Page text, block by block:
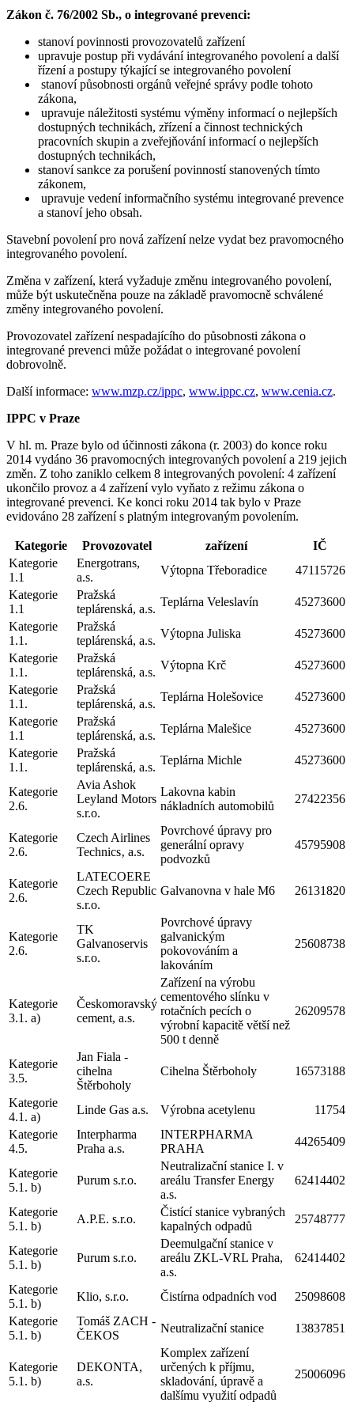
Zákon č. 76/2002 Sb., o integrované prevenci:
stanoví povinnosti provozovatelů zařízení
upravuje postup při vydávání integrovaného povolení a další
řízení a postupy týkající se integrovaného povolení
stanoví působnosti orgánů veřejné správy podle tohoto
zákona,
upravuje náležitosti systému výměny informací o nejlepších
dostupných technikách, zřízení a činnost technických
pracovních skupin a zveřejňování informací o nejlepších
dostupných technikách,
stanoví sankce za porušení povinností stanovených tímto
zákonem,
upravuje vedení informačního systému integrované prevence
a stanoví jeho obsah.
Stavební povolení pro nová zařízení nelze vydat bez pravomocného
integrovaného povolení.
Změna v zařízení, která vyžaduje změnu integrovaného povolení,
může být uskutečněna pouze na základě pravomocně schválené
změny integrovaného povolení.
Provozovatel zařízení nespadajícího do působnosti zákona o
integrované prevenci může požádat o integrované povolení
dobrovolně.
Další informace: www.mzp.cz/ippc, www.ippc.cz, www.cenia.cz.
IPPC v Praze
V hl. m. Praze bylo od účinnosti zákona (r. 2003) do konce roku
2014 vydáno 36 pravomocných integrovaných povolení a 219 jejich
změn. Z toho zaniklo celkem 8 integrovaných povolení: 4 zařízení
ukončilo provoz a 4 zařízení vylo vyňato z režimu zákona o
integrované prevenci. Ke konci roku 2014 tak bylo v Praze
evidováno 28 zařízení s platným integrovaným povolením.
Kategorie Provozovatel zařízení
IČ
Kategorie
1.1
Energotrans,
a.s.
Výtopna Třeboradice
47115726
Kategorie
1.1
Pražská
teplárenská, a.s.
Teplárna Veleslavín
45273600
Kategorie
1.1.
Pražská
teplárenská, a.s.
Výtopna Juliska
45273600
Kategorie
1.1.
Pražská
teplárenská, a.s.
Výtopna Krč
45273600
Kategorie
1.1.
Pražská
teplárenská, a.s.
Teplárna Holešovice
45273600
Kategorie
1.1
Pražská
teplárenská, a.s.
Teplárna Malešice
45273600
Kategorie
1.1.
Pražská
teplárenská, a.s.
Teplárna Michle 45273600
Kategorie
2.6.
Avia Ashok
Leyland Motors
s.r.o.
Lakovna kabin
nákladních automobilů
27422356
Kategorie
2.6.
Czech Airlines
Technics‚ a.s.
Povrchové úpravy pro
generální opravy
podvozků
45795908
Kategorie
2.6.
LATECOERE
Czech Republic
s.r.o.
Galvanovna v hale M6 26131820
Kategorie
2.6.
TK
Galvanoservis
s.r.o.
Povrchové úpravy
galvanickým
pokovováním a
lakováním
25608738
Kategorie
3.1. a)
Českomoravský
cement, a.s.
Zařízení na výrobu
cementového slínku v
rotačních pecích o
výrobní kapacitě větší než
500 t denně
26209578
Kategorie
3.5.
Jan Fiala -
cihelna
Štěrboholy
Cihelna Štěrboholy 16573188
Kategorie
4.1. a)
Linde Gas a.s. Výrobna acetylenu
11754
Kategorie
4.5.
Interpharma
Praha a.s.
INTERPHARMA
PRAHA
44265409
Kategorie
5.1. b)
Purum s.r.o.
Neutralizační stanice I. v
areálu Transfer Energy
a.s.
62414402
Kategorie
5.1. b)
A.P.E. s.r.o.
Čistící stanice vybraných
kapalných odpadů
25748777
Kategorie
5.1. b)
Purum s.r.o.
Deemulgační stanice v
areálu ZKL-VRL Praha,
a.s.
62414402
Kategorie
5.1. b)
Klio, s.r.o. Čistírna odpadních vod
25098608
Kategorie
5.1. b)
Tomáš ZACH -
ČEKOS
Neutralizační stanice 13837851
Kategorie
5.1. b)
DEKONTA,
a.s.
Komplex zařízení
určených k příjmu,
skladování, úpravě a
dalšímu využití odpadů
25006096